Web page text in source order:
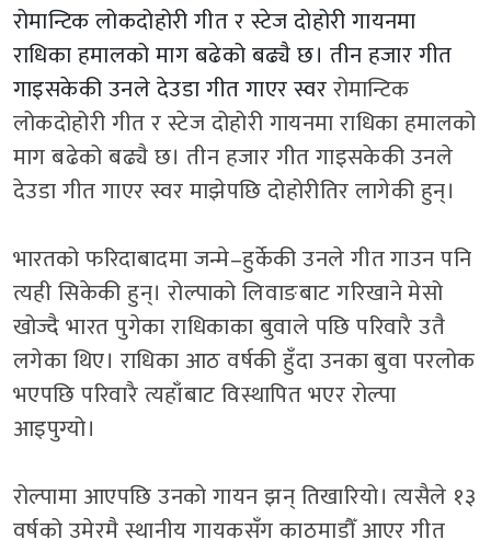
रोमान्टिक लोकदोहोरी गीत र स्टेज दोहोरी गायनमा
राधिका हमालको माग बढेको बढ्यै छ। तीन हजार गीत
गाइसकेकी उनले देउडा गीत गाएर स्वररोमान्टिक
लोकदोहोरी गीत र स्टेज दोहोरी गायनमा राधिका हमालको
माग बढेको बढ्यै छ। तीन हजार गीत गाइसकेकी उनले
देउडा गीत गाएर स्वर माझेपछि दोहोरीतिर लागेकी हुन्।
भारतको फरिदाबादमा जन्मे–हुर्केकी उनले गीत गाउन पनि
त्यही सिकेकी हुन्। रोल्पाको लिवाङबाट गरिखाने मेसो
खोज्दै भारत पुगेका राधिकाका बुवाले पछि परिवारै उतै
लगेका थिए। राधिका आठ वर्षकी हुँदा उनका बुवा परलोक
भएपछि परिवारै त्यहाँबाट विस्थापित भएर रोल्पा
आइपुग्यो।
रोल्पामा आएपछि उनको गायन झन् तिखारियो। त्यसैले १३
वर्षको उमेरमै स्थानीय गायकसँग काठमाडौँ आएर गीत